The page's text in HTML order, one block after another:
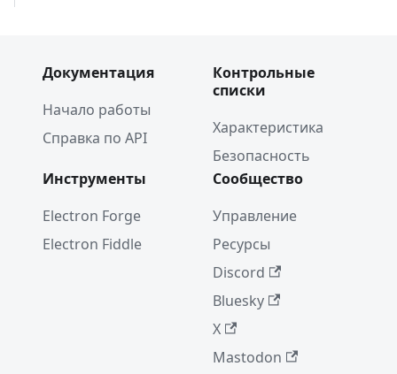
Документация
Начало работы
Справка по API
Контрольные
списки
Характеристика
Безопасность
Инструменты
Electron Forge
Electron Fiddle
Сообщество
Управление
Ресурсы
Discord
Bluesky
X
Mastodon